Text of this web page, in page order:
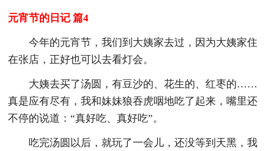
元宵节的日记 篇4
今年的元宵节，我们到大姨家去过，因为大姨家住
在张店，正好也可以去看灯会。
大姨去买了汤圆，有豆沙的、花生的、红枣的……
真是应有尽有，我和妹妹狼吞虎咽地吃了起来，嘴里还
不停的说道：“真好吃、真好吃”。
吃完汤圆以后，就玩了一会儿，还没等到天黑，我